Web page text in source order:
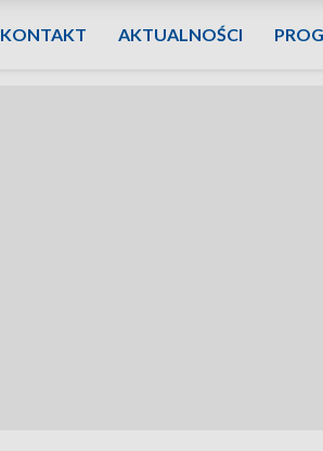
KONTAKT AKTUALNOŚCI